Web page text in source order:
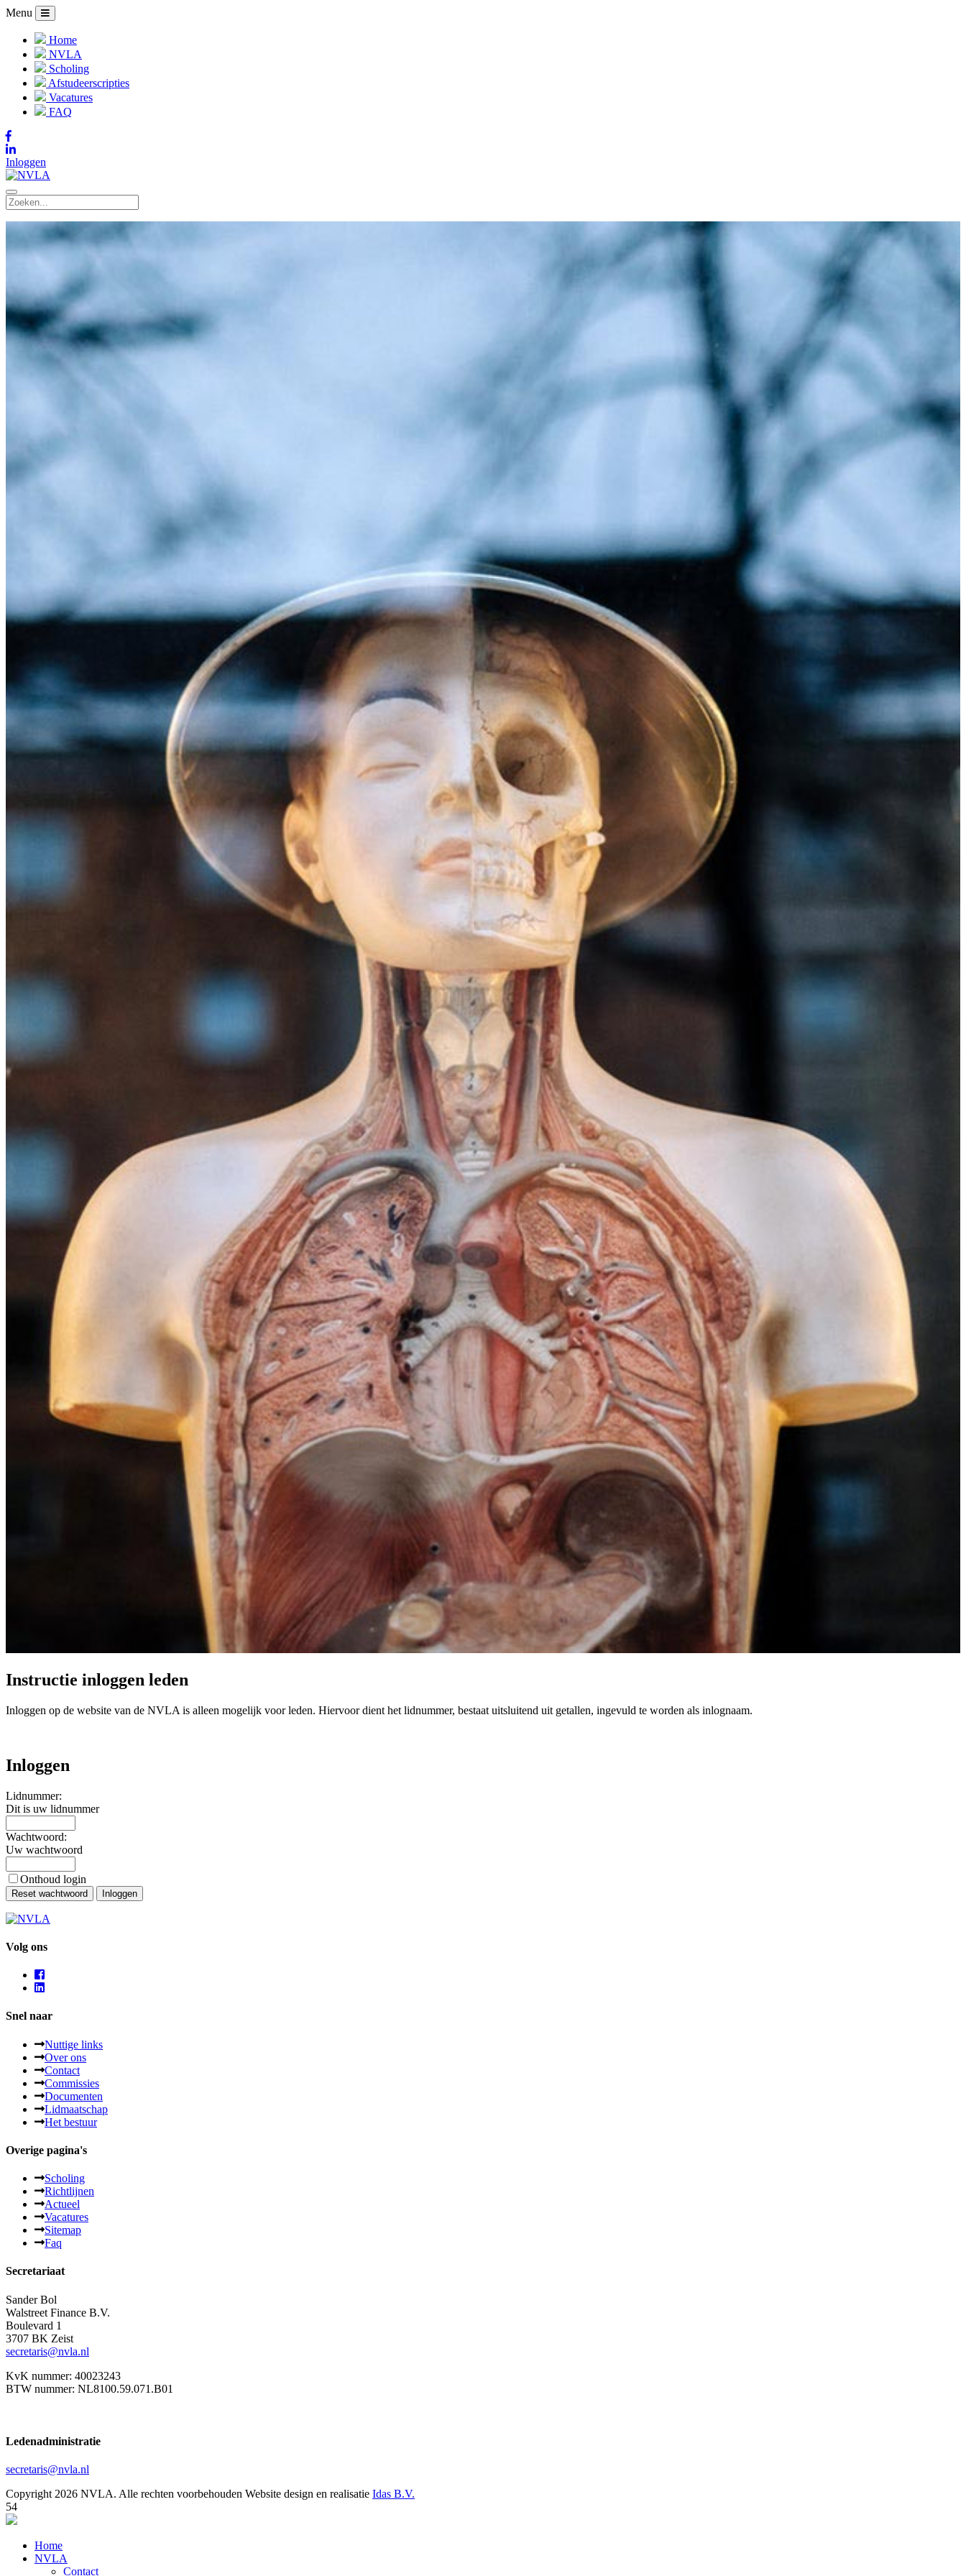
Menu
Home
NVLA
Scholing
Afstudeerscripties
Vacatures
FAQ
Inloggen
Instructie inloggen leden
Inloggen op de website van de NVLA is alleen mogelijk voor leden. Hiervoor dient het lidnummer, bestaat uitsluitend uit getallen, ingevuld te worden als inlognaam.
Inloggen
Lidnummer:
Dit is uw lidnummer
Wachtwoord:
Uw wachtwoord
Onthoud login
Volg ons
Snel naar
Nuttige links
Over ons
Contact
Commissies
Documenten
Lidmaatschap
Het bestuur
Overige pagina's
Scholing
Richtlijnen
Actueel
Vacatures
Sitemap
Faq
Secretariaat
Sander Bol
Walstreet Finance B.V.
Boulevard 1
3707 BK Zeist
secretaris@nvla.nl
KvK nummer: 40023243
BTW nummer: NL8100.59.071.B01
Ledenadministratie
secretaris@nvla.nl
Copyright 2026 NVLA. Alle rechten voorbehouden Website design en realisatie Idas B.V.
54
Home
NVLA
Contact